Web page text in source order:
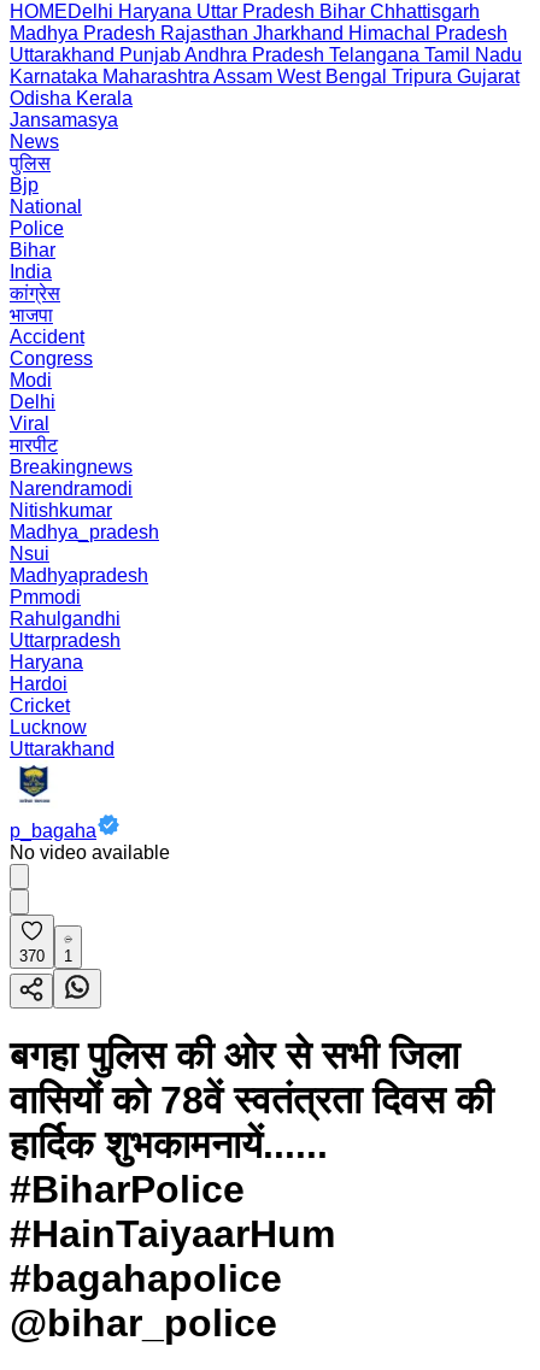
HOMEDelhi Haryana Uttar Pradesh Bihar Chhattisgarh
Madhya Pradesh Rajasthan Jharkhand Himachal Pradesh
Uttarakhand PunjabAndhra Pradesh Telangana Tamil Nadu
Karnataka Maharashtra Assam West Bengal Tripura Gujarat
Odisha Kerala
Jansamasya
News
पुलिस
Bjp
National
Police
Bihar
India
कांग्रेस
भाजपा
Accident
Congress
Modi
Delhi
Viral
मारपीट
Breakingnews
Narendramodi
Nitishkumar
Madhya_pradesh
Nsui
Madhyapradesh
Pmmodi
Rahulgandhi
Uttarpradesh
Haryana
Hardoi
Cricket
Lucknow
Uttarakhand
p_bagaha
No video available
370 1
बगहा पुलिस की ओर से सभी जिला
वासियों को 78वें स्वतंत्रता दिवस की
हार्दिक शुभकामनायें......
#BiharPolice
#HainTaiyaarHum
#bagahapolice
@bihar_police